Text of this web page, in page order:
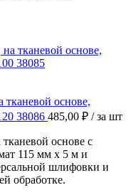
тканевой основе,
38086 485,00 ₽ / за шт
основе с
115 мм х 5 м и
шлифовки и
обработке.